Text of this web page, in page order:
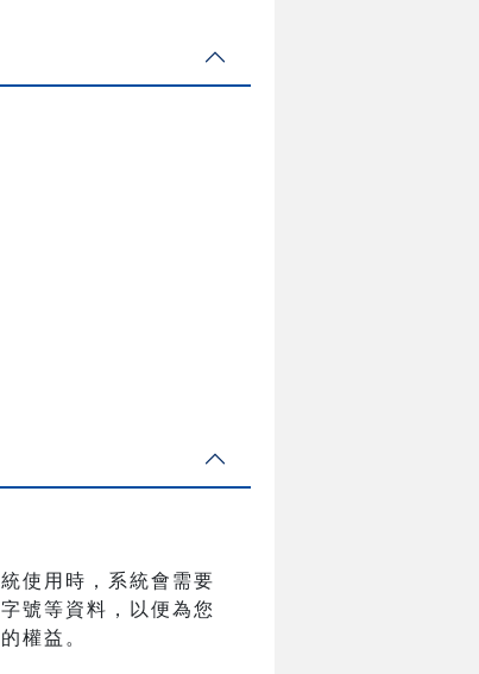
使用時，系統會需要
號等資料，以便為您
權益。